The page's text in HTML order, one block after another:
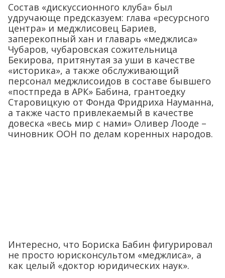
Состав «дискуссионного клуба» был
удручающе предсказуем: глава «ресурсного
центра» и меджлисовец Бариев,
заперекопный хан и главарь «меджлиса»
Чубаров, чубаровская сожительница
Бекирова, притянутая за уши в качестве
«историка», а также обслуживающий
персонал меджлисоидов в составе бывшего
«постпреда в АРК» Бабина, грантоедку
Старовицкую от Фонда Фридриха Науманна,
а также часто привлекаемый в качестве
довеска «весь мир с нами» Оливер Лооде –
чиновник ООН по делам коренных народов.
Интересно, что Бориска Бабин фигурировал
не просто юрисконсультом «меджлиса», а
как целый «доктор юридических наук».